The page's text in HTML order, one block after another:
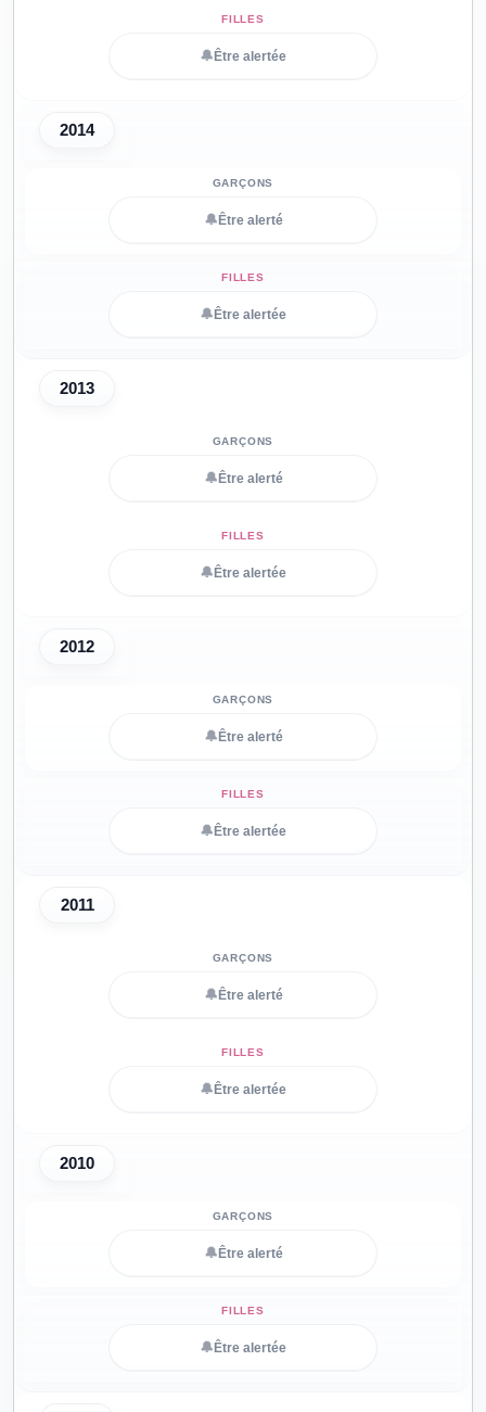
🔔 Être alertée
2014
🔔 Être alerté
🔔 Être alertée
2013
🔔 Être alerté
🔔 Être alertée
2012
🔔 Être alerté
🔔 Être alertée
2011
🔔 Être alerté
🔔 Être alertée
2010
🔔 Être alerté
🔔 Être alertée